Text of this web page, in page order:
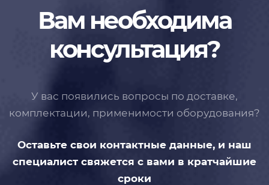
Вам необходима
консультация?
У вас появились вопросы по доставке,
комплектации, применимости оборудования?
Оставьте свои контактные данные, и наш
специалист свяжется с вами в кратчайшие
сроки